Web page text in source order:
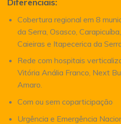
Cobertura regional em 8
da Serra, Osasco,
Caieiras e Itapecerica da
Rede com hospitais
Vitória Anália Franco, Next
Amaro.
Com ou sem coparticipação
Urgência e Emergência